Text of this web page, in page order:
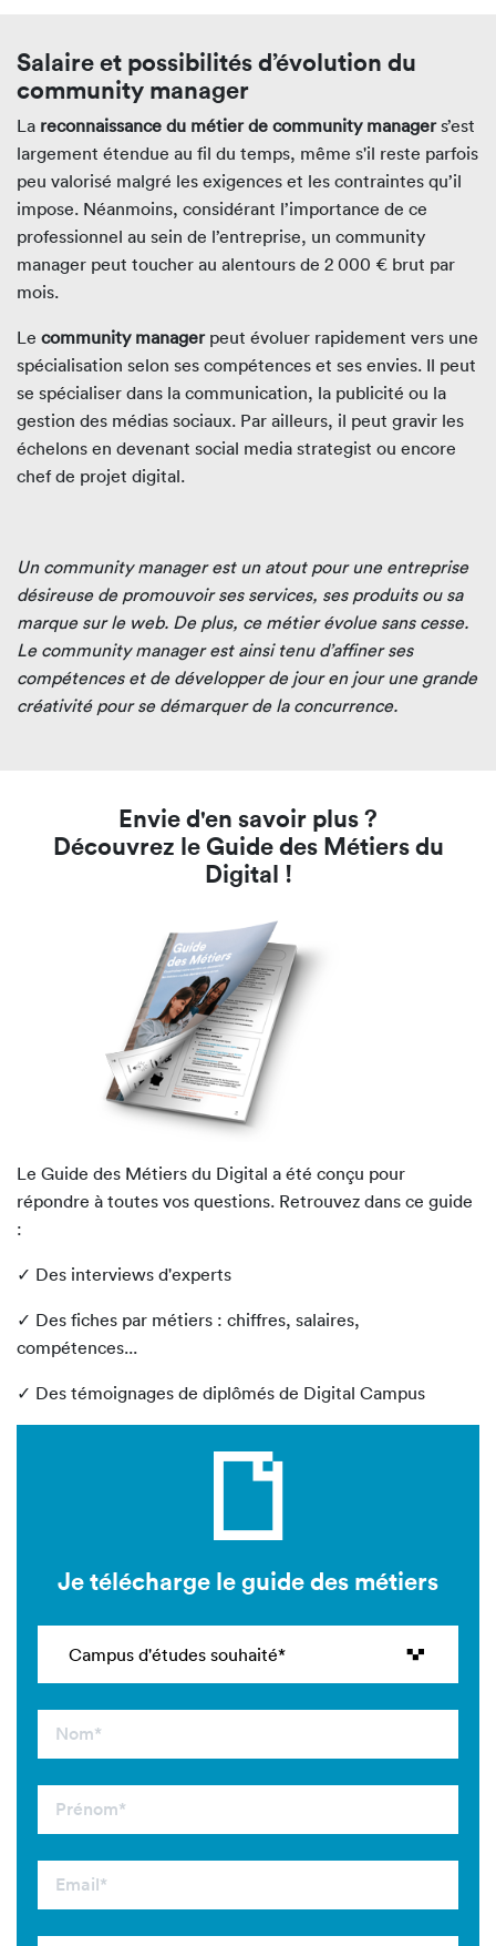
Salaire et possibilités d’évolution du
community manager
La reconnaissance du métier de community managers’est
largement étendue au fil du temps, même s'il reste parfois
peu valorisé malgré les exigences et les contraintes qu’il
impose. Néanmoins, considérant l’importance de ce
professionnel au sein de l’entreprise, un community
manager peut toucher au alentours de 2 000 € brut par
mois.
Le community managerpeut évoluer rapidement vers une
spécialisation selon ses compétences et ses envies. Il peut
se spécialiser dans la communication, la publicité ou la
gestion des médias sociaux. Par ailleurs, il peut gravir les
échelons en devenant social media strategist ou encore
chef de projet digital.
Un community manager est un atout pour une entreprise
désireuse de promouvoir ses services, ses produits ou sa
marque sur le web. De plus, ce métier évolue sans cesse.
Le community manager est ainsi tenu d’affiner ses
compétences et de développer de jour en jour une grande
créativité pour se démarquer de la concurrence.
Envie d'en savoir plus ?
Découvrez le Guide des Métiers du
Digital !
Le Guide des Métiers du Digital a été conçu pour
répondre à toutes vos questions. Retrouvez dans ce guide
:
✓ Des interviews d'experts
✓ Des fiches par métiers : chiffres, salaires,
compétences...
✓ Des témoignages de diplômés de Digital Campus
Je télécharge le guide des métiers